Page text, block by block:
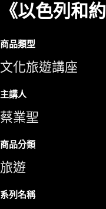
《以色列和
商品類型
文化旅遊講座
主講人
蔡業聖
商品分類
旅遊
系列名稱